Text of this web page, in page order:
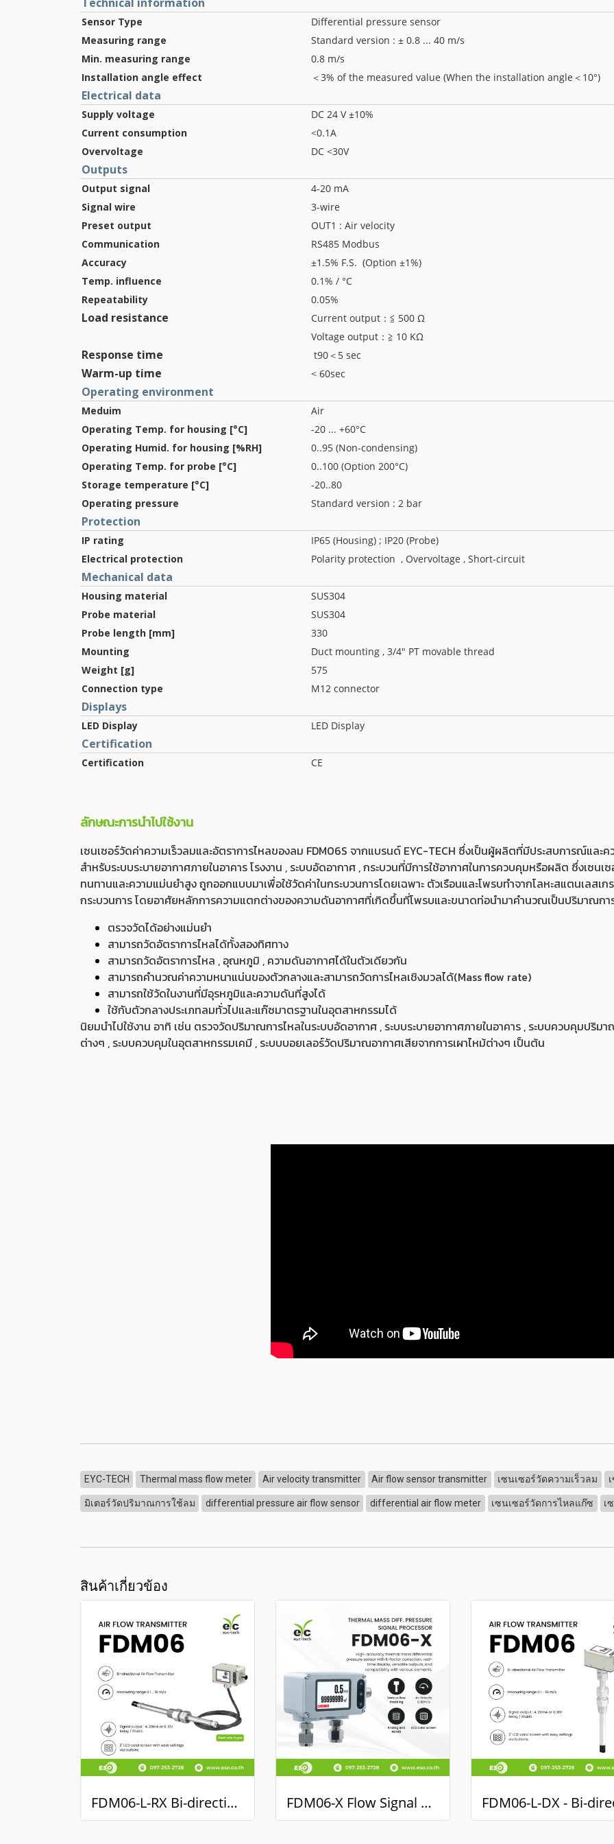
Sensor Type
Differential pressure sensor
Measuring range
Standard version : ± 0.8 ... 40 m/s
Min. measuring range
0.8 m/s
Installation angle effect
＜3% of the measured value (When the installation angle＜10°)
Electrical data
Supply voltage
DC 24 V ±10%
Current consumption
<0.1A
Overvoltage
DC <30V
Outputs
Output signal
4-20 mA
Signal wire
3-wire
Preset output
OUT1 : Air velocity
Communication
RS485 Modbus
Accuracy
±1.5% F.S. (Option ±1%)
Temp. influence
0.1% / °C
Repeatability
0.05%
Load resistance
Current output：≦ 500 Ω
Voltage output：≧ 10 KΩ
Response time t90＜5 sec
Warm-up time < 60sec
Operating environment
Meduim
Air
Operating Temp. for housing [°C]
-20 ... +60°C
Operating Humid. for housing [%RH]
0..95 (Non-condensing)
Operating Temp. for probe [°C]
0..100 (Option 200°C)
Storage temperature [°C]
-20..80
Operating pressure
Standard version : 2 bar
Protection
IP rating
IP65 (Housing) ; IP20 (Probe)
Electrical protection
Polarity protection , Overvoltage , Short-circuit
Mechanical data
Housing material
SUS304
Probe material
SUS304
Probe length [mm]
330
Mounting
Duct mounting , 3/4" PT movable thread
Weight [g]
575
Connection type
M12 connector
Displays
LED Display LED Display
Certification
Certification CE
ลักษณะการนำไปใช้งาน
เซนเซอร์วัดค่าความเร็วลมและอัตราการไหลของลม FDM06S จากแบรนด์ EYC-TECH ซึ่งเป็นผู้ผลิตที่มีประสบการณ์และ
สำหรับระบบระบายอากาศภายในอาคาร โรงงาน , ระบบอัดอากาศ , กระบวนที่มีการใช้อากาศในการควบคุมหรือผลิต ซึ่งเซนเ
ทนทานและความแม่นยำสูง ถูกออกแบบมาเพื่อใช้วัดค่าในกระบวนการโดยเฉพาะ ตัวเรือนและโพรบทำจากโลหะสแตนเลสเ
กระบวนการ โดยอาศัยหลักการความแตกต่างของความดันอากาศที่เกิดขึ้นที่โพรบและขนาดท่อนำมาคำนวณเป็นปริมาณก
ตรวจวัดได้อย่างแม่นยำ
สามารถวัดอัตราการไหลได้ทั้งสองทิศทาง
สามารถวัดอัตราการไหล , อุณหภูมิ , ความดันอากาศได้ในตัวเดียวกัน
สามารถคำนวณค่าความหนาแน่นของตัวกลางและสามารถวัดการไหลเชิงมวลได้(Mass flow rate)
สามารถใช้วัดในงานที่มีอุรหภูมิและความดันที่สูงได้
ใช้กับตัวกลางประเภทลมทั่วไปและแก๊ซมาตรฐานในอุตสาหกรรมได้
นิยมนำไปใช้งาน อาทิ เช่น ตรวจวัดปริมาณการไหลในระบบอัดอากาศ , ระบบระบายอากาศภายในอาคาร , ระบบควบคุมปริ
ต่างๆ , ระบบควบคุมในอุตสาหกรรมเคมี , ระบบบอยเลอร์วัดปริมาณอากาศเสียจากการเผาไหม้ต่างๆ เป็นต้น
EYC-TECH Thermal mass flow meter Air velocity transmitter Air flow sensor transmitter เซนเซอร์วัดความเร็วลม
มิเตอร์วัดปริมาณการใช้ลม differential pressure air flow sensor differential air flow meter เซนเซอร์วัดการไหลแก๊ซ เ
สินค้าเกี่ยวข้อง
FDM06-L-RX Bi-directional Air Flow Transmitter FDM06-X Flow Signal Processor Thermal Mass Differential Pressure